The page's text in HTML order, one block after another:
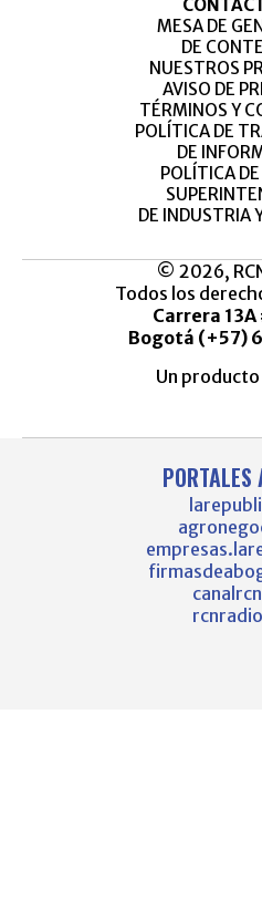
MESA DE
DE
NUESTROS
AVISO DE
TÉRMINOS Y
POLÍTICA DE
DE
POLÍTICA
DE INDUSTRIA
© 2026,
Todos los
Carrera
Bogotá (+57)
Un producto
PORTALES